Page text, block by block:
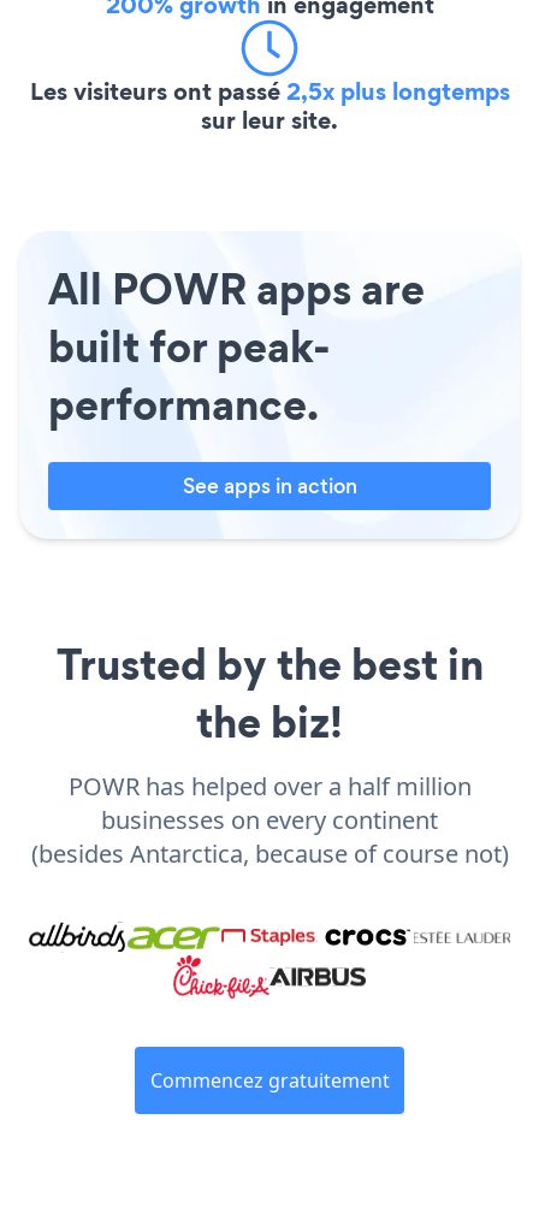
Les visiteurs ont passé2,5x plus longtemps
sur leur site.
All POWR apps are
built for peak-
performance.
See apps in action
Trusted by the best in
the biz!
POWR has helped over a half million
businesses on every continent
(besides Antarctica, because of course not)
Commencez gratuitement